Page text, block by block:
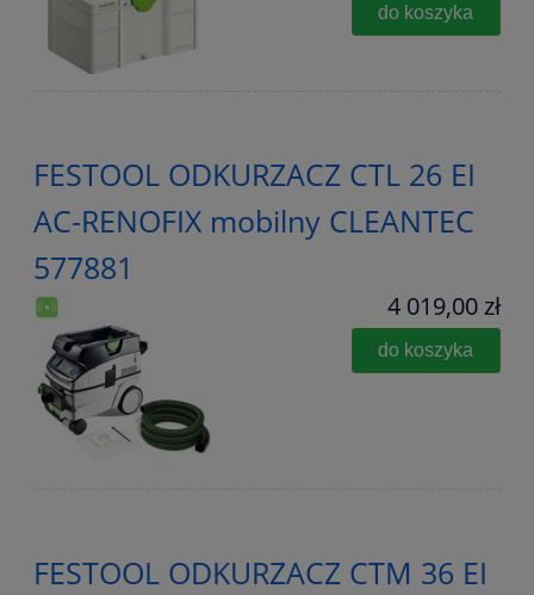
do koszyka
FESTOOL ODKURZACZ CTL 26 EI
AC-RENOFIX mobilny CLEANTEC
577881
4 019,00 zł
do koszyka
FESTOOL ODKURZACZ CTM 36 EI